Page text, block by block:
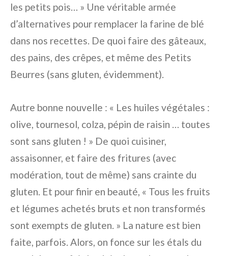
les petits pois… » Une véritable armée
d’alternatives pour remplacer la farine de blé
dans nos recettes. De quoi faire des gâteaux,
des pains, des crêpes, et même des Petits
Beurres (sans gluten, évidemment).
Autre bonne nouvelle : « Les huiles végétales :
olive, tournesol, colza, pépin de raisin … toutes
sont sans gluten ! » De quoi cuisiner,
assaisonner, et faire des fritures (avec
modération, tout de même) sans crainte du
gluten. Et pour finir en beauté, « Tous les fruits
et légumes achetés bruts et non transformés
sont exempts de gluten. » La nature est bien
faite, parfois. Alors, on fonce sur les étals du